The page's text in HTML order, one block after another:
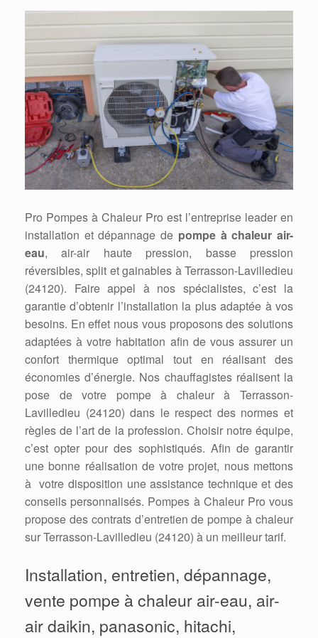
Pro Pompes à Chaleur Pro est l’entreprise leader en
installation et dépannage de pompe à chaleur air-
eau, air-air haute pression, basse pression
réversibles, split et gainables à Terrasson-Lavilledieu
(24120). Faire appel à nos spécialistes, c’est la
garantie d’obtenir l’installation la plus adaptée à vos
besoins. En effet nous vous proposons des solutions
adaptées à votre habitation afin de vous assurer un
confort thermique optimal tout en réalisant des
économies d’énergie. Nos chauffagistes réalisent la
pose de votre pompe à chaleur à Terrasson-
Lavilledieu (24120) dans le respect des normes et
règles de l’art de la profession. Choisir notre équipe,
c’est opter pour des sophistiqués. Afin de garantir
une bonne réalisation de votre projet, nous mettons
à votre disposition une assistance technique et des
conseils personnalisés. Pompes à Chaleur Pro vous
propose des contrats d’entretien de pompe à chaleur
sur Terrasson-Lavilledieu (24120) à un meilleur tarif.
Installation, entretien, dépannage,
vente pompe à chaleur air-eau, air-
air daikin, panasonic, hitachi,